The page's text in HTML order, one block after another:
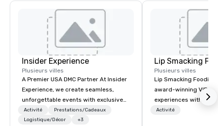
Insider Experience
Plusieurs villes
A Premier USA DMC Partner At Insider
Experience, we create seamless,
unforgettable events with exclusive
access to premium venues, world-
class entertainment, and VIP sporting
Activité
Prestations/Cadeaux
Logistique/Décor
+3
Lip Smacking
Plusieurs villes
Lip Smacking Foodie
award-winning VIP
experiences with
restaurants
Activité